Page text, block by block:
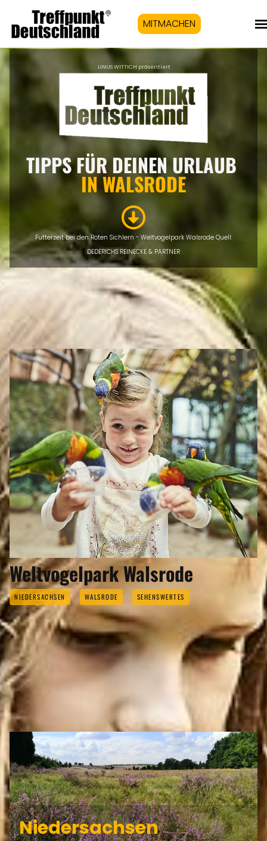
MITMACHEN
LINUS WITTICH präsentiert
TIPPS FÜR DEINEN URLAUB
IN WALSRODE
Futterzeit bei den Roten Sichlern - Weltvogelpark Walsrode Quell:
DEDERICHS REINECKE & PARTNER
SEHENSWERTES
Eigenen Eintrag kostenlos erstellen >
Weltvogelpark Walsrode
NIEDERSACHSEN WALSRODE SEHENSWERTES
WALSRODE GEHÖRT ZU DEN
REGIONEN
Niedersachsen